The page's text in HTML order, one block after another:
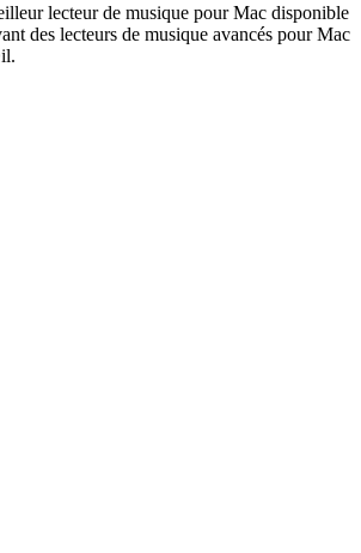
lecteur de musique pour Mac disponible
des lecteurs de musique avancés pour Mac